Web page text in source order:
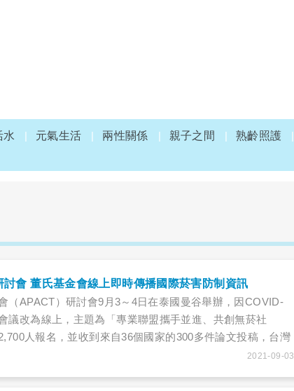
水 元氣生活 兩性關係 親子之間 熟齡照護
討會 董氏基金會線上即時傳播國際菸害防制資訊
（APACT）研討會9月3～4日在泰國曼谷舉辦，因COVID-
議改為線上，主題為「專業聯盟攜手並進、共創無菸社
人報名，並收到來自36個國家的300多件論文投稿，台灣
專業人士參與，堪稱歷屆之最！會議針對電子煙許多似是而
2021-09-03